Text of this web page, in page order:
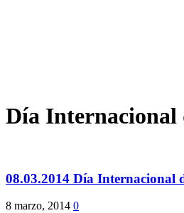
Día
08.03.2014 Día Internacional
8 marzo, 2014 0